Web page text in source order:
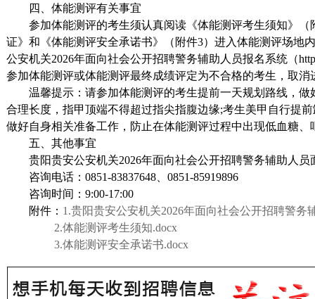
四、体能测评有关事宜
参加体能测评的考生须认真阅读《体能测评考生须知》
证》和《体能测评安全承诺书》（附件3）进入体能测评场地
公安机关2026年面向社会公开招聘警务辅助人员报名系统（
参加体能测评或体能测评最终成绩评定为不合格的考生，取消
温馨提示：请参加体能测评的考生提前一天规划路线，
合理长度，指甲顶端不得超过指尖指腹边缘;考生美甲自行提
做好自身相关准备工作，防止在体能测评过程中出现低血糖
五、其他事宜
贵阳贵安公安机关2026年面向社会公开招聘警务辅助人
咨询电话：0851-83837648、0851-85919896
咨询时间：9:00-17:00
附件： 1.贵阳贵安公安机关2026年面向社会公开招聘警
2.体能测评考生须知.docx
3.体能测评安全承诺书.docx